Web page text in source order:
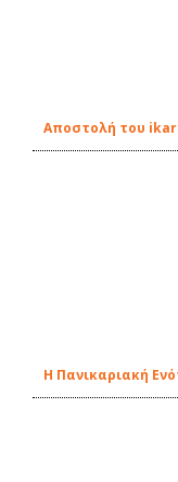
Αποστολή του
Η Πανικαριακή